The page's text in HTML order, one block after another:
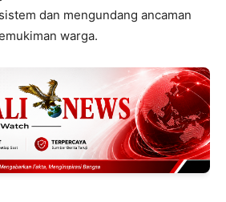
dan mengundang ancaman
warga.